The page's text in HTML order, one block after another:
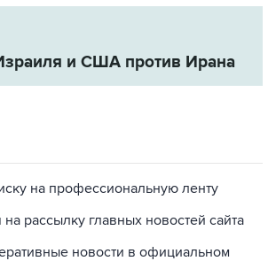
и США против Ирана
рассылку главных новостей сайта
новости в официальном